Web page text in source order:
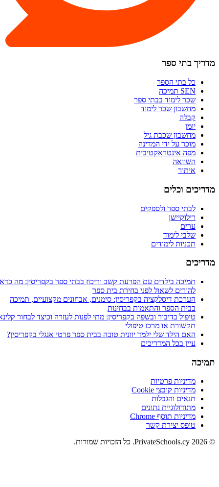
מדריך בתי ספר
כל בתי הספר
SEN תמיכה
שכר לימוד בבתי ספר
מחשבון שכר לימוד
קבלה
יומן
מחשבון שכבת גיל
מוכר על ידי המדינה
מפה אינטראקטיבית
השוואה
איתור
מדריכים וכלים
לבתי ספר ולספקים
רילוקיישן
ערים
שלבי לימוד
תכניות לימודים
מדריכים
תמיכה בילדים עם הפרעת קשב וריכוז בבתי ספר בקפריסין: מה כדאי
להורים לשאול לפני בחירת בית ספר
הערכת דיסלקציה בקפריסין: סימנים, אבחונים מקצועיים, תמיכה
בבית הספר והתאמות בבחינות
טיפול בדיבור ובשפה בקפריסין: מתי לפנות לעזרה וכיצד לבחור קלינאי
תקשורת או מרכז טיפולי
האם הילד שלי ילמד יוונית טובה בבית ספר פרטי אנגלי בקפריסין?
עיין בכל המדריכים
תמיכה
מדיניות פרטיות
מדיניות קובצי Cookie
תנאים והגבלות
מתודולוגיית נתונים
מדיניות תוסף Chrome
טופס יצירת קשר
© 2026 PrivateSchools.cy. כל הזכויות שמורות.